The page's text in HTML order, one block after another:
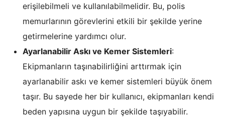
erişilebilmeli ve kullanılabilmelidir. Bu, polis
memurlarının görevlerini etkili bir şekilde yerine
getirmelerine yardımcı olur.
Ayarlanabilir Askı ve Kemer Sistemleri:
Ekipmanların taşınabilirliğini arttırmak için
ayarlanabilir askı ve kemer sistemleri büyük önem
taşır. Bu sayede her bir kullanıcı, ekipmanları kendi
beden yapısına uygun bir şekilde taşıyabilir.